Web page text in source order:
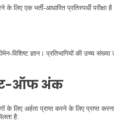
के लिए एक भर्ती-आधारित प्रतिस्पर्धी
विशिष्ट ज्ञान। प्रतिभागियों की उच्च
ऑफ अंक
लिए अर्हता प्राप्त करने के लिए प्राप्त
है: